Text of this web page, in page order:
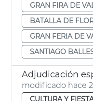
GRAN FIRA DE
BATALLA DE
GRAN FERIA DE
SANTIAGO
modificado hace
CULTURA Y